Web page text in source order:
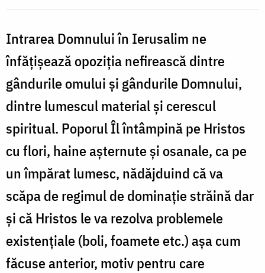
Intrarea Domnului în Ierusalim ne
înfăţişează opoziţia nefirească dintre
gândurile omului şi gândurile Domnului,
dintre lumescul material şi cerescul
spiritual. Poporul Îl întâmpină pe Hristos
cu flori, haine aşternute şi osanale, ca pe
un împărat lumesc, nădăjduind că va
scăpa de regimul de dominaţie străină dar
şi că Hristos le va rezolva problemele
existenţiale (boli, foamete etc.) aşa cum
făcuse anterior, motiv pentru care